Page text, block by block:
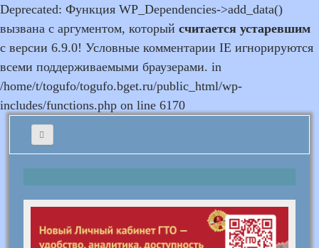
Deprecated: Функция WP_Dependencies->add_data()
вызвана с аргументом, который считается устаревшим
с версии 6.9.0! Условные комментарии IE игнорируются
всеми поддерживаемыми браузерами. in
/home/t/togufo/togufo.bget.ru/public_html/wp-
includes/functions.php on line 6170